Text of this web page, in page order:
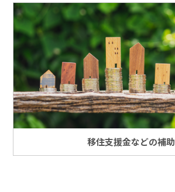
移住支援金などの補助